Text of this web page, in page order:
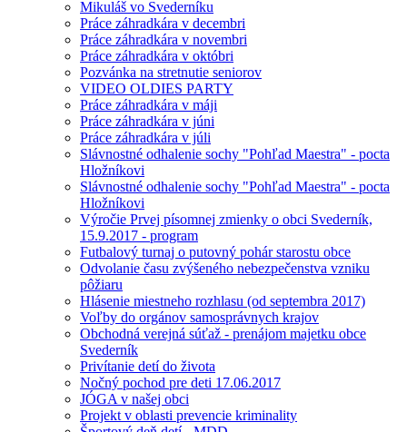
Mikuláš vo Svederníku
Práce záhradkára v decembri
Práce záhradkára v novembri
Práce záhradkára v októbri
Pozvánka na stretnutie seniorov
VIDEO OLDIES PARTY
Práce záhradkára v máji
Práce záhradkára v júni
Práce záhradkára v júli
Slávnostné odhalenie sochy "Pohľad Maestra" - pocta
Hložníkovi
Slávnostné odhalenie sochy "Pohľad Maestra" - pocta
Hložníkovi
Výročie Prvej písomnej zmienky o obci Svederník,
15.9.2017 - program
Futbalový turnaj o putovný pohár starostu obce
Odvolanie času zvýšeného nebezpečenstva vzniku
pôžiaru
Hlásenie miestneho rozhlasu (od septembra 2017)
Voľby do orgánov samosprávnych krajov
Obchodná verejná súťaž - prenájom majetku obce
Svederník
Privítanie detí do života
Nočný pochod pre deti 17.06.2017
JÓGA v našej obci
Projekt v oblasti prevencie kriminality